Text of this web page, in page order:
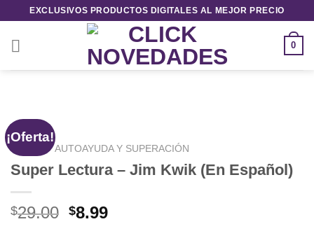
contenido
EXCLUSIVOS PRODUCTOS DIGITALES AL MEJOR PRECIO
0
¡Oferta!
INICIO / AUTOAYUDA Y SUPERACIÓN
Super Lectura – Jim Kwik (En Español)
$29.00 El
$8.99El